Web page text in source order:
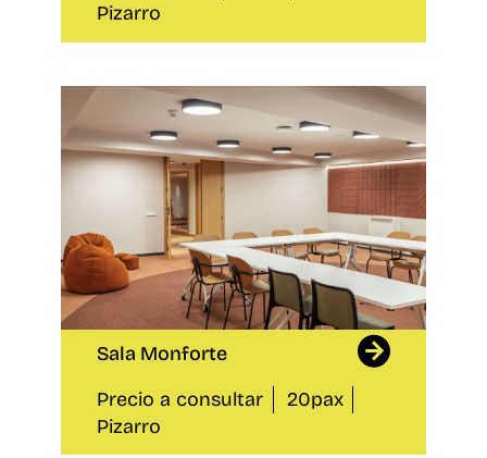
Pizarro
Sala Monforte
Precio a consultar
20pax
Pizarro